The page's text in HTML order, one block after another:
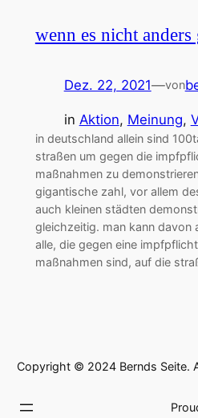
wenn es nicht
Dez. 22, 2021—von
in Aktion, Meinung,
in deutschland allein sind
straßen um gegen die
maßnahmen zu
gigantische zahl, vor allem
auch kleinen städten
gleichzeitig. man kann davon
alle, die gegen eine
maßnahmen sind, auf die
Copyright © 2024 Bernds Seite.